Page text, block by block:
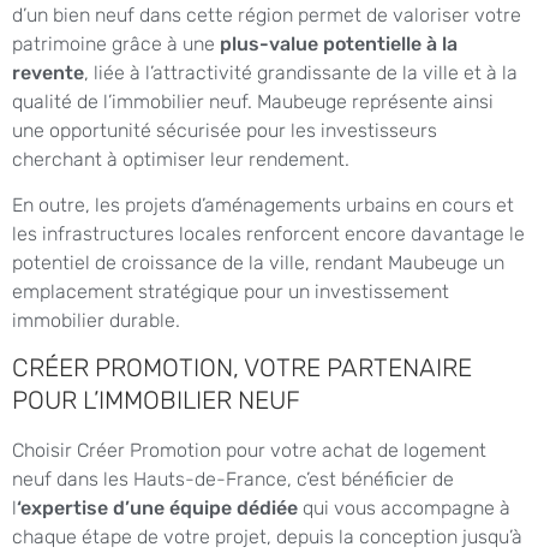
d’un bien neuf dans cette région permet de valoriser votre
patrimoine grâce à une plus-value potentielle à la
revente, liée à l’attractivité grandissante de la ville et à la
qualité de l’immobilier neuf. Maubeuge représente ainsi
une opportunité sécurisée pour les investisseurs
cherchant à optimiser leur rendement.
En outre, les projets d’aménagements urbains en cours et
les infrastructures locales renforcent encore davantage le
potentiel de croissance de la ville, rendant Maubeuge un
emplacement stratégique pour un investissement
immobilier durable.
CRÉER PROMOTION, VOTRE PARTENAIRE
POUR L’IMMOBILIER NEUF
Choisir Créer Promotion pour votre achat de logement
neuf dans les Hauts-de-France, c’est bénéficier de
l‘expertise d’une équipe dédiée qui vous accompagne à
chaque étape de votre projet, depuis la conception jusqu’à